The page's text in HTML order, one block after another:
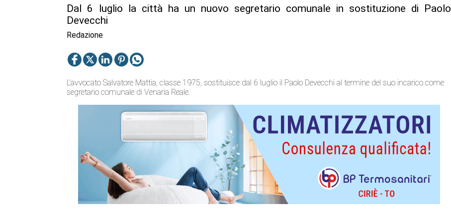
Dal 6 luglio la città ha un nuovo segretario comunale in sostituzione di Paolo
Devecchi
Redazione
L’avvocato Salvatore Mattia, classe 1975, sostituisce dal 6 luglio il Paolo Devecchi al termine del suo incarico come
segretario comunale di Venaria Reale.